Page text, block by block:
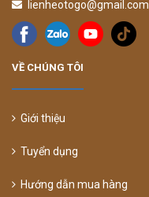
lienheotogo@gmail.com
VỀ CHÚNG TÔI
Giới thiệu
Tuyển dụng
Hướng dẫn mua hàng